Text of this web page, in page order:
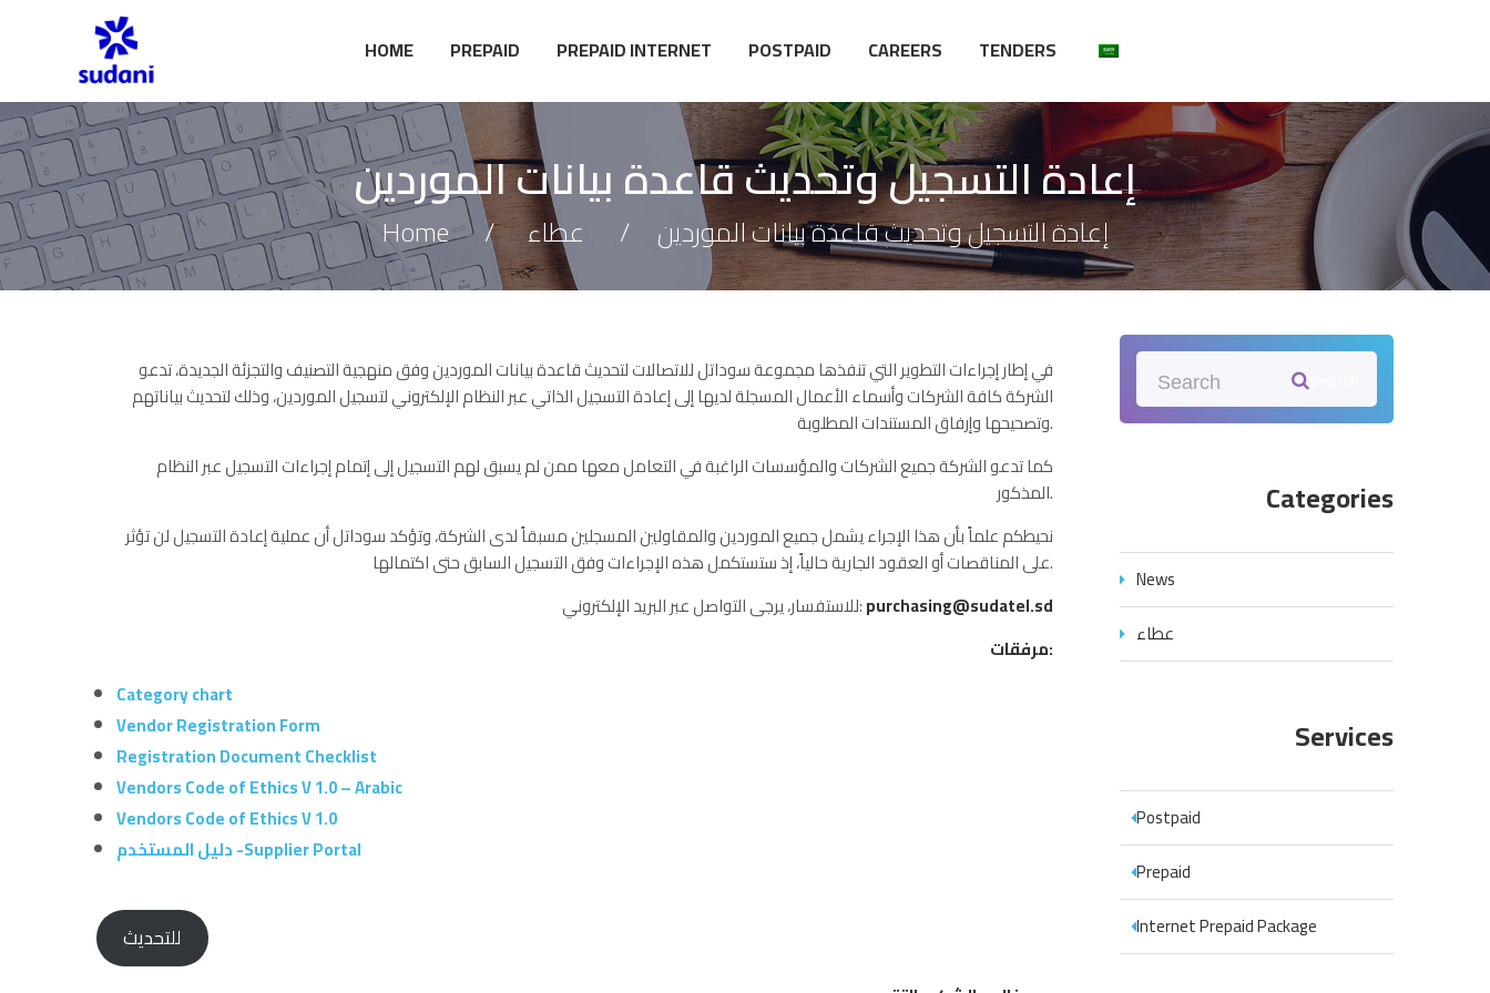
HOME PREPAID PREPAID INTERNET POSTPAID CAREERS TENDERS
إعادة التسجيل وتحديث قاعدة بيانات الموردين
Home عطاء إعادة التسجيل وتحديث قاعدة بيانات الموردين
في إطار إجراءات التطوير التي تنفذها مجموعة سوداتل للاتصالات لتحديث قاعدة بيانات الموردين وفق منهجية التصنيف والتجزئة الجديدة، تدعو
الشركة كافة الشركات وأسماء الأعمال المسجلة لديها إلى إعادة التسجيل الذاتي عبر النظام الإلكتروني لتسجيل الموردين، وذلك لتحديث بياناتهم
وتصحيحها وإرفاق المستندات المطلوبة.
كما تدعو الشركة جميع الشركات والمؤسسات الراغبة في التعامل معها ممن لم يسبق لهم التسجيل إلى إتمام إجراءات التسجيل عبر النظام
المذكور.
نحيطكم علماً بأن هذا الإجراء يشمل جميع الموردين والمقاولين المسجلين مسبقاً لدى الشركة، وتؤكد سوداتل أن عملية إعادة التسجيل لن تؤثر
على المناقصات أو العقود الجارية حالياً، إذ ستستكمل هذه الإجراءات وفق التسجيل السابق حتى اكتمالها.
للاستفسار، يرجى التواصل عبر البريد الإلكتروني:purchasing@sudatel.sd
مرفقات:
Category chart
Vendor Registration Form
Registration Document Checklist
Vendors Code of Ethics V 1.0 – Arabic
Vendors Code of Ethics V 1.0
دليل المستخدم -Supplier Portal
للتحديث
Categories
News
عطاء
Services
Postpaid
Prepaid
Internet Prepaid Package